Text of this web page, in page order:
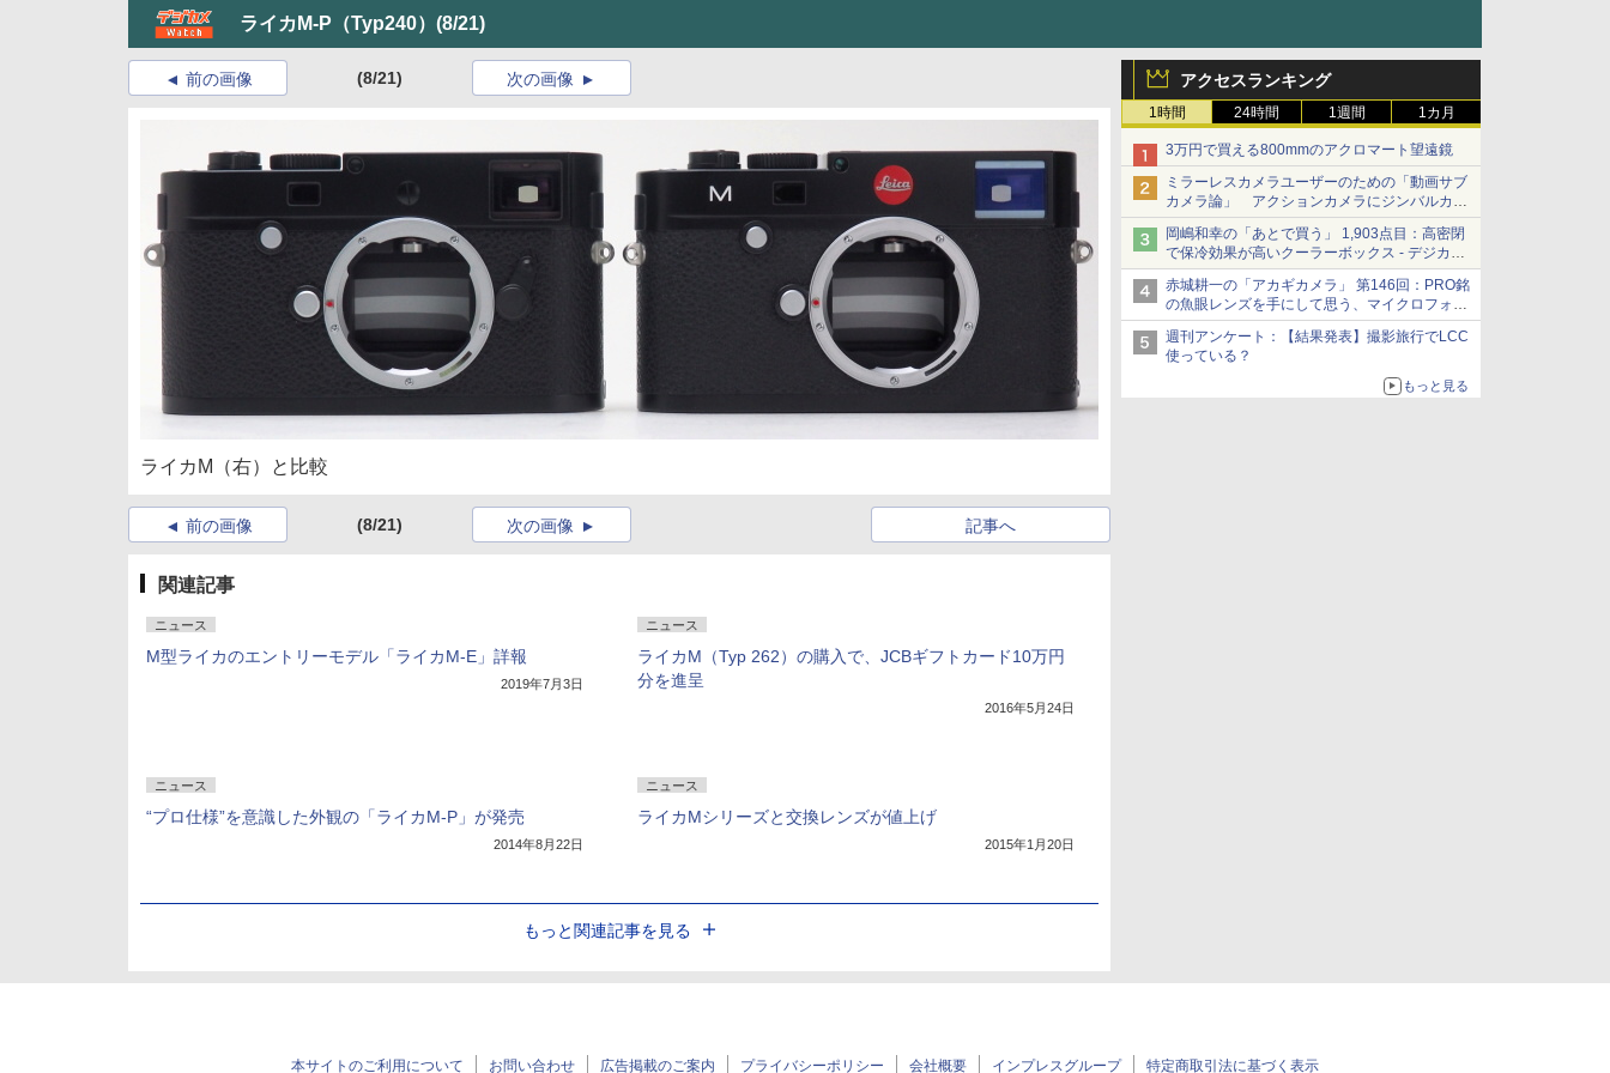
ライカM-P（Typ240） (8/21)
アクセスランキング
1時間 24時間 1週間 1カ月
3万円で買える800mmのアクロマート望遠鏡
ミラーレスカメラユーザーのための「動画サブ
カメラ論」 アクションカメラにジンバルカメ
ラ……その実質的な違いは？
岡嶋和幸の「あとで買う」 1,903点目：高密閉
で保冷効果が高いクーラーボックス - デジカメ
Watch
赤城耕一の「アカギカメラ」 第146回：PRO銘
の魚眼レンズを手にして思う、マイクロフォー
サーズへの期待と可能性
週刊アンケート：【結果発表】撮影旅行でLCC
使っている？
もっと見る
前の画像 (8/21) 次の画像
ライカM（右）と比較
前の画像 (8/21) 記事へ
次の画像
関連記事
ニュース
M型ライカのエントリーモデル「ライカM-E」詳報
2019年7月3日
ニュース
ライカM（Typ 262）の購入で、JCBギフトカード10万円
分を進呈
2016年5月24日
ニュース
“プロ仕様”を意識した外観の「ライカM-P」が発売
2014年8月22日
ニュース
ライカMシリーズと交換レンズが値上げ
2015年1月20日
もっと関連記事を見る
本サイトのご利用について お問い合わせ 広告掲載のご案内 プライバシーポリシー 会社概要 インプレスグループ 特定商取引法に基づく表示